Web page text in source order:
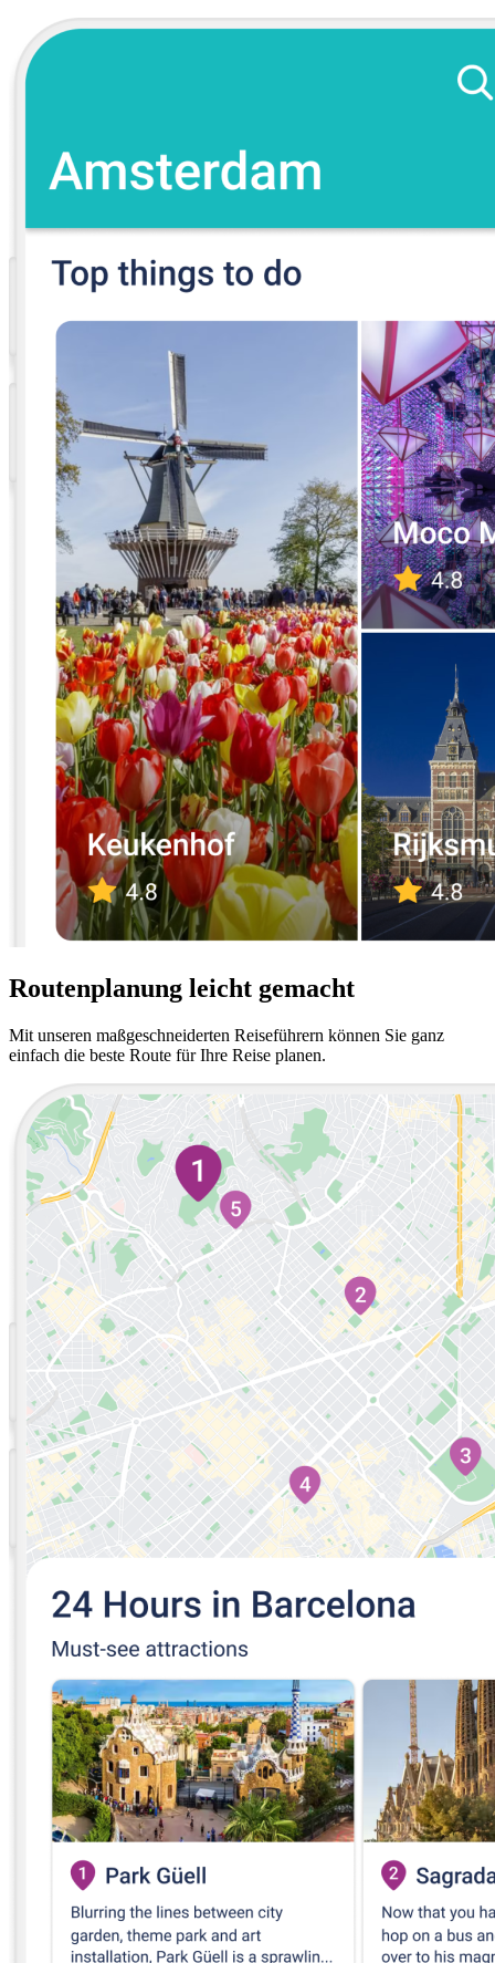
Routenplanung leicht gemacht
Mit unseren maßgeschneiderten Reiseführern können Sie ganz
einfach die beste Route für Ihre Reise planen.